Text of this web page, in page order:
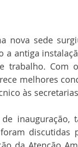
nova sede
a antiga
trabalho. Com
melhores
às
inauguração,
foram